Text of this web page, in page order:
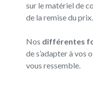
sur le matériel de
de la remise du prix.
Nos différentes
de s’adapter à vos
vous ressemble. ​